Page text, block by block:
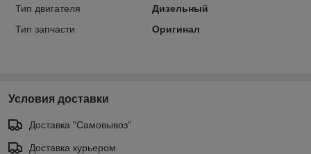
Тип двигателя
Дизельный
Тип запчасти
Оригинал
Условия доставки
Доставка "Самовывоз"
Доставка курьером